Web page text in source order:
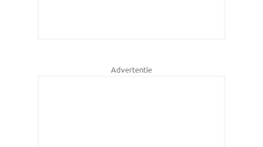
Advertentie